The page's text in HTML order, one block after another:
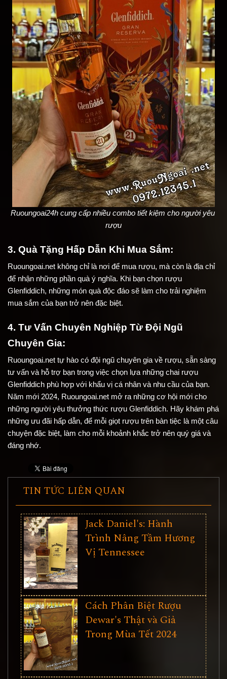
Ruoungoai24h cung cấp nhiều combo tiết kiệm cho người yêu
rượu
3. Quà Tặng Hấp Dẫn Khi Mua Sắm:
Ruoungoai.net không chỉ là nơi để mua rượu, mà còn là địa chỉ
để nhận những phần quà ý nghĩa. Khi bạn chọn rượu
Glenfiddich, những món quà độc đáo sẽ làm cho trải nghiệm
mua sắm của bạn trở nên đặc biệt.
4. Tư Vấn Chuyên Nghiệp Từ Đội Ngũ
Chuyên Gia:
Ruoungoai.net tự hào có đội ngũ chuyên gia về rượu, sẵn sàng
tư vấn và hỗ trợ bạn trong việc chọn lựa những chai rượu
Glenfiddich phù hợp với khẩu vị cá nhân và nhu cầu của bạn.
Năm mới 2024, Ruoungoai.net mở ra những cơ hội mới cho
những người yêu thưởng thức rượu Glenfiddich. Hãy khám phá
những ưu đãi hấp dẫn, để mỗi giọt rượu trên bàn tiệc là một câu
chuyện đặc biệt, làm cho mỗi khoảnh khắc trở nên quý giá và
đáng nhớ.
TIN TỨC LIÊN QUAN
Jack Daniel's: Hành
Trình Nâng Tầm Hương
Vị Tennessee
Cách Phân Biệt Rượu
Dewar's Thật và Giả
Trong Mùa Tết 2024